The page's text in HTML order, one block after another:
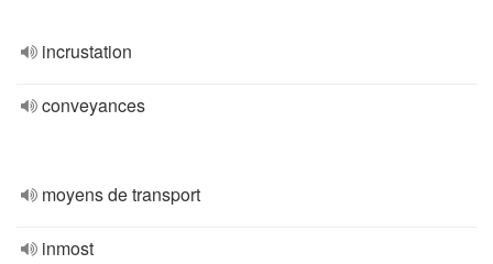
incrustation
conveyances
moyens de transport
inmost